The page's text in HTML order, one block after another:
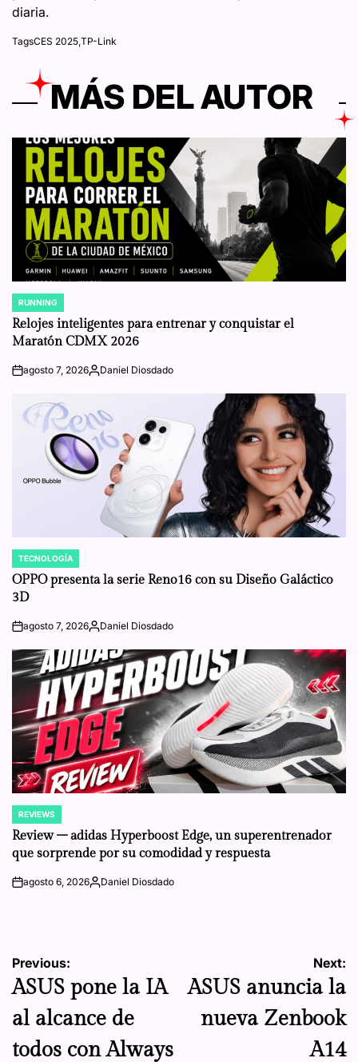
diaria.
TagsCES 2025,TP-Link
MÁS DEL AUTOR
POSTED
IN
RUNNING
Relojes inteligentes para entrenar y conquistar el
Maratón CDMX 2026
onagosto 7, 2026Posted
Daniel Diosdado
POSTED
IN
TECNOLOGÍA
OPPO presenta la serie Reno16 con su Diseño Galáctico
3D
onagosto 7, 2026Posted
Daniel Diosdado
POSTED
IN
REVIEWS
Review – adidas Hyperboost Edge, un superentrenador
que sorprende por su comodidad y respuesta
onagosto 6, 2026Posted
Daniel Diosdado
Navegación
de
entradas
Previous:
ASUS pone la IA
al alcance de
todos con Always
Next:
ASUS anuncia la
nueva Zenbook
A14